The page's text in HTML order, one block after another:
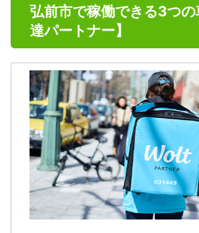
弘前市で稼働できる3つ
達パートナー】